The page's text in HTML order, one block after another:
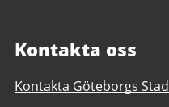
Kontakta oss
Kontakta Göteborgs Stad